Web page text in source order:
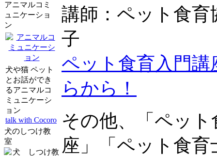
アニマルコミ
ュニケーショ
ン
犬や猫 ペット
とお話ができ
るアニマルコ
ミュニケーシ
ョン
talk with Cocoro
犬のしつけ教
室
講師：ペット食
子
ペット食育入門
らから！
その他、「ペッ
座」「ペット食